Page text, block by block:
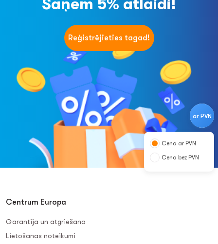
ar PVN
Cena ar PVN
Cena bez PVN
Saņem 5% atlaidi!
Reģistrējieties tagad!
Centrum Europa
Garantija un atgriešana
Lietošanas noteikumi